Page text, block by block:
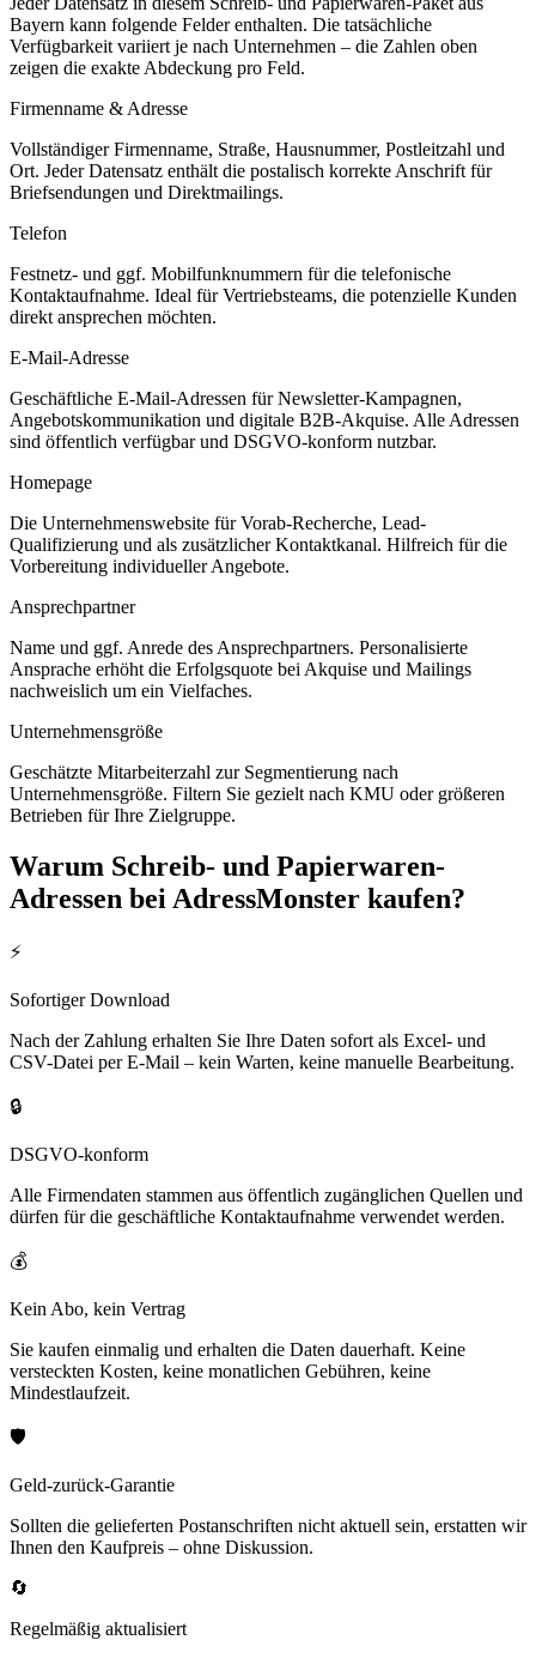
Bayern kann folgende Felder enthalten. Die tatsächliche
Verfügbarkeit variiert je nach Unternehmen – die Zahlen oben
zeigen die exakte Abdeckung pro Feld.
Firmenname & Adresse
Vollständiger Firmenname, Straße, Hausnummer, Postleitzahl und
Ort. Jeder Datensatz enthält die postalisch korrekte Anschrift für
Briefsendungen und Direktmailings.
Telefon
Festnetz- und ggf. Mobilfunknummern für die telefonische
Kontaktaufnahme. Ideal für Vertriebsteams, die potenzielle Kunden
direkt ansprechen möchten.
E-Mail-Adresse
Geschäftliche E-Mail-Adressen für Newsletter-Kampagnen,
Angebotskommunikation und digitale B2B-Akquise. Alle Adressen
sind öffentlich verfügbar und DSGVO-konform nutzbar.
Homepage
Die Unternehmenswebsite für Vorab-Recherche, Lead-
Qualifizierung und als zusätzlicher Kontaktkanal. Hilfreich für die
Vorbereitung individueller Angebote.
Ansprechpartner
Name und ggf. Anrede des Ansprechpartners. Personalisierte
Ansprache erhöht die Erfolgsquote bei Akquise und Mailings
nachweislich um ein Vielfaches.
Unternehmensgröße
Geschätzte Mitarbeiterzahl zur Segmentierung nach
Unternehmensgröße. Filtern Sie gezielt nach KMU oder größeren
Betrieben für Ihre Zielgruppe.
Warum Schreib- und Papierwaren-
Adressen bei AdressMonster kaufen?
⚡
Sofortiger Download
Nach der Zahlung erhalten Sie Ihre Daten sofort als Excel- und
CSV-Datei per E-Mail – kein Warten, keine manuelle Bearbeitung.
🔒
DSGVO-konform
Alle Firmendaten stammen aus öffentlich zugänglichen Quellen und
dürfen für die geschäftliche Kontaktaufnahme verwendet werden.
💰
Kein Abo, kein Vertrag
Sie kaufen einmalig und erhalten die Daten dauerhaft. Keine
versteckten Kosten, keine monatlichen Gebühren, keine
Mindestlaufzeit.
🛡️
Geld-zurück-Garantie
Sollten die gelieferten Postanschriften nicht aktuell sein, erstatten wir
Ihnen den Kaufpreis – ohne Diskussion.
🔄
Regelmäßig aktualisiert